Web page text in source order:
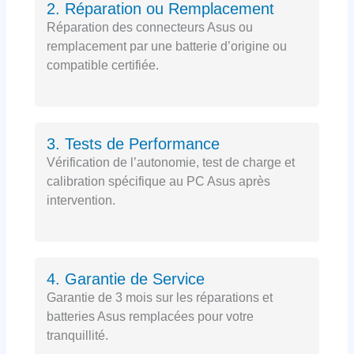
2. Réparation ou Remplacement
Réparation des connecteurs Asus ou
remplacement par une batterie d’origine ou
compatible certifiée.
3. Tests de Performance
Vérification de l’autonomie, test de charge et
calibration spécifique au PC Asus après
intervention.
4. Garantie de Service
Garantie de 3 mois sur les réparations et
batteries Asus remplacées pour votre
tranquillité.